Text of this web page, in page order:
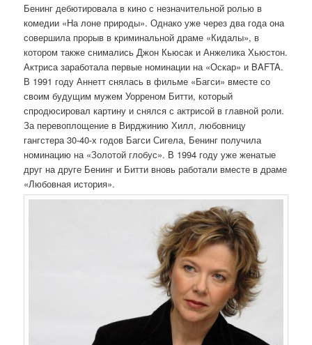
Бенинг дебютировала в кино с незначительной ролью в
комедии «На лоне природы». Однако уже через два года она
совершила прорыв в криминальной драме «Кидалы», в
котором также снимались Джон Кьюсак и Анжелика Хьюстон.
Актриса заработала первые номинации на «Оскар» и BAFTA.
В 1991 году Аннетт снялась в фильме «Багси» вместе со
своим будущим мужем Уорреном Битти, который
спродюсировал картину и снялся с актрисой в главной роли.
За перевоплощение в Вирджинию Хилл, любовницу
гангстера 30-40-х годов Багси Сигела, Бенинг получила
номинацию на «Золотой глобус». В 1994 году уже женатые
друг на друге Бенинг и Битти вновь работали вместе в драме
«Любовная история».